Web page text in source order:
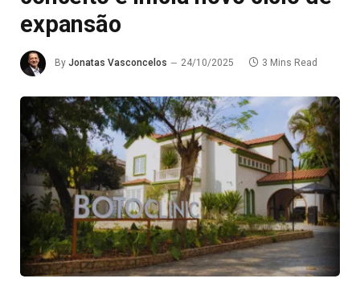
expansão
By Jonatas Vasconcelos 24/10/2025 3 Mins Read